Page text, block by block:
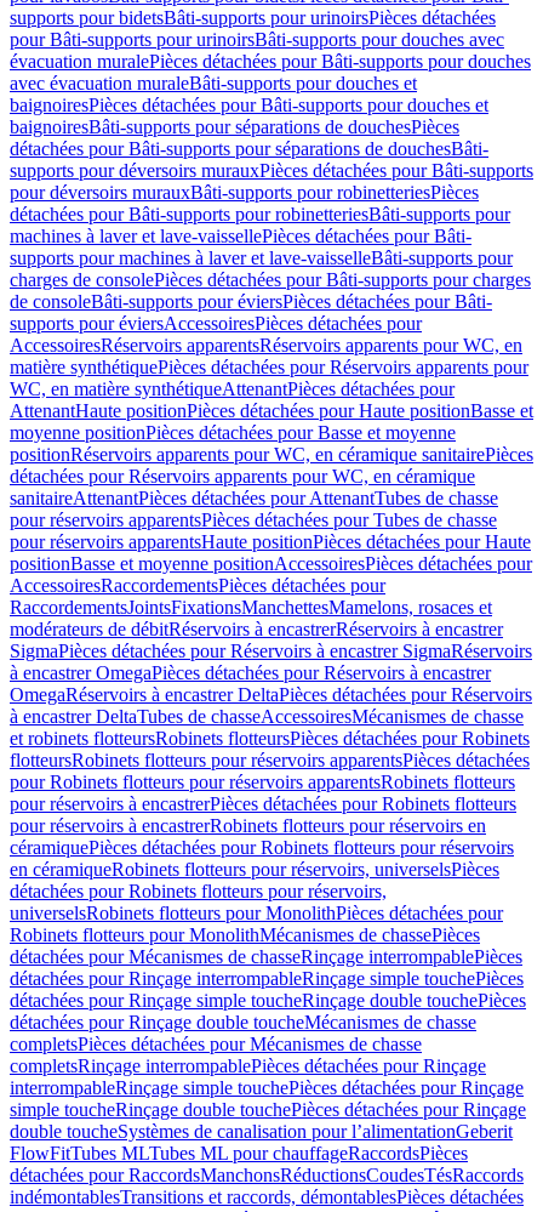
supports pour bidetsBâti-supports pour urinoirsPièces détachées
pour Bâti-supports pour urinoirsBâti-supports pour douches avec
évacuation muralePièces détachées pour Bâti-supports pour douches
avec évacuation muraleBâti-supports pour douches et
baignoiresPièces détachées pour Bâti-supports pour douches et
baignoiresBâti-supports pour séparations de douchesPièces
détachées pour Bâti-supports pour séparations de douchesBâti-
supports pour déversoirs murauxPièces détachées pour Bâti-supports
pour déversoirs murauxBâti-supports pour robinetteriesPièces
détachées pour Bâti-supports pour robinetteriesBâti-supports pour
machines à laver et lave-vaissellePièces détachées pour Bâti-
supports pour machines à laver et lave-vaisselleBâti-supports pour
charges de consolePièces détachées pour Bâti-supports pour charges
de consoleBâti-supports pour éviersPièces détachées pour Bâti-
supports pour éviersAccessoiresPièces détachées pour
AccessoiresRéservoirs apparentsRéservoirs apparents pour WC, en
matière synthétiquePièces détachées pour Réservoirs apparents pour
WC, en matière synthétiqueAttenantPièces détachées pour
AttenantHaute positionPièces détachées pour Haute positionBasse et
moyenne positionPièces détachées pour Basse et moyenne
positionRéservoirs apparents pour WC, en céramique sanitairePièces
détachées pour Réservoirs apparents pour WC, en céramique
sanitaireAttenantPièces détachées pour AttenantTubes de chasse
pour réservoirs apparentsPièces détachées pour Tubes de chasse
pour réservoirs apparentsHaute positionPièces détachées pour Haute
positionBasse et moyenne positionAccessoiresPièces détachées pour
AccessoiresRaccordementsPièces détachées pour
RaccordementsJointsFixationsManchettesMamelons, rosaces et
modérateurs de débitRéservoirs à encastrerRéservoirs à encastrer
SigmaPièces détachées pour Réservoirs à encastrer SigmaRéservoirs
à encastrer OmegaPièces détachées pour Réservoirs à encastrer
OmegaRéservoirs à encastrer DeltaPièces détachées pour Réservoirs
à encastrer DeltaTubes de chasseAccessoiresMécanismes de chasse
et robinets flotteursRobinets flotteursPièces détachées pour Robinets
flotteursRobinets flotteurs pour réservoirs apparentsPièces détachées
pour Robinets flotteurs pour réservoirs apparentsRobinets flotteurs
pour réservoirs à encastrerPièces détachées pour Robinets flotteurs
pour réservoirs à encastrerRobinets flotteurs pour réservoirs en
céramiquePièces détachées pour Robinets flotteurs pour réservoirs
en céramiqueRobinets flotteurs pour réservoirs, universelsPièces
détachées pour Robinets flotteurs pour réservoirs,
universelsRobinets flotteurs pour MonolithPièces détachées pour
Robinets flotteurs pour MonolithMécanismes de chassePièces
détachées pour Mécanismes de chasseRinçage interrompablePièces
détachées pour Rinçage interrompableRinçage simple touchePièces
détachées pour Rinçage simple toucheRinçage double touchePièces
détachées pour Rinçage double toucheMécanismes de chasse
completsPièces détachées pour Mécanismes de chasse
completsRinçage interrompablePièces détachées pour Rinçage
interrompableRinçage simple touchePièces détachées pour Rinçage
simple toucheRinçage double touchePièces détachées pour Rinçage
double toucheSystèmes de canalisation pour l’alimentationGeberit
FlowFitTubes MLTubes ML pour chauffageRaccordsPièces
détachées pour RaccordsManchonsRéductionsCoudesTésRaccords
indémontablesTransitions et raccords, démontablesPièces détachées